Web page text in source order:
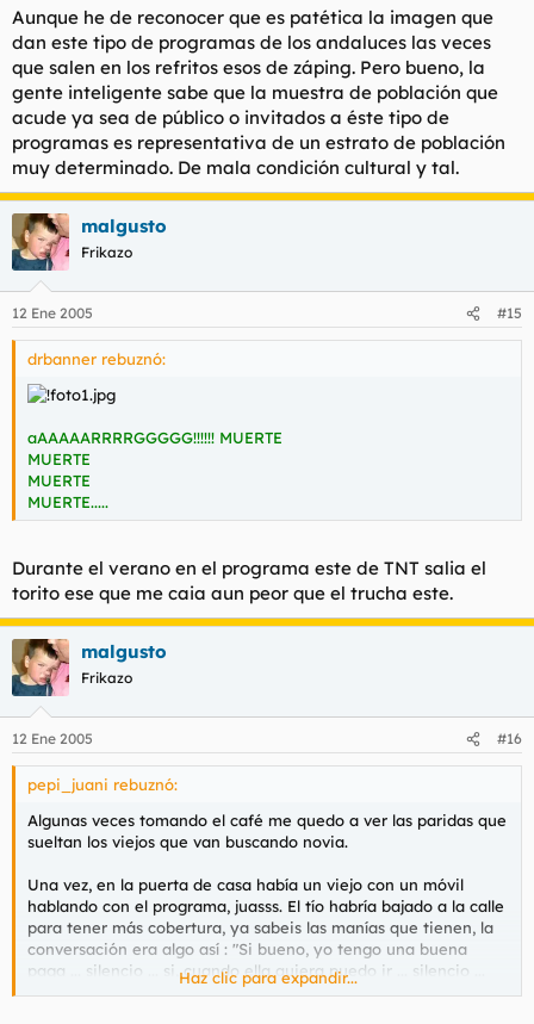
Aunque he de reconocer que es patética la imagen que
dan este tipo de programas de los andaluces las veces
que salen en los refritos esos de záping. Pero bueno, la
gente inteligente sabe que la muestra de población que
acude ya sea de público o invitados a éste tipo de
programas es representativa de un estrato de población
muy determinado. De mala condición cultural y tal.
malgusto
Frikazo
12 Ene 2005 #15
drbanner rebuznó:
aAAAAARRRRGGGGG!!!!!! MUERTE
MUERTE
MUERTE
MUERTE.....
Durante el verano en el programa este de TNT salia el
torito ese que me caia aun peor que el trucha este.
malgusto
Frikazo
12 Ene 2005 #16
pepi_juani rebuznó:
Algunas veces tomando el café me quedo a ver las paridas que
sueltan los viejos que van buscando novia.
Una vez, en la puerta de casa había un viejo con un móvil
hablando con el programa, juasss. El tío habría bajado a la calle
para tener más cobertura, ya sabeis las manías que tienen, la
conversación era algo así : "Si bueno, yo tengo una buena
paga ... silencio ... si, cuando ella quiera puedo ir ... silencio ...
bueno, pues entonces no cuelgo y me dais el teléfono, ¿no?"
Haz clic para expandir...